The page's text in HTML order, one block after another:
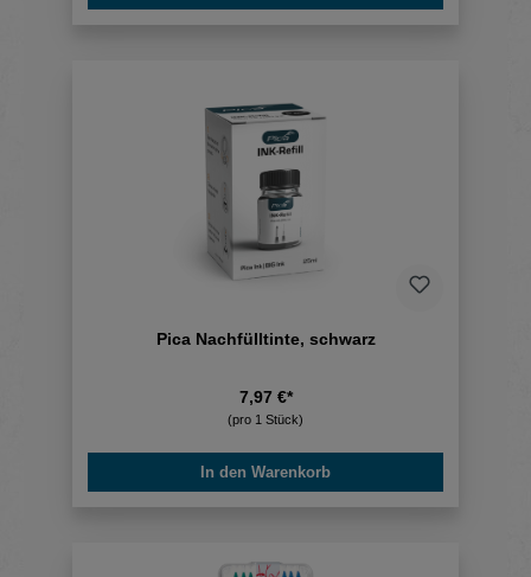
Pica Nachfülltinte, schwarz
7,97 €*
(pro 1 Stück)
In den Warenkorb